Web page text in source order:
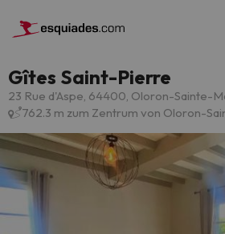
Gîtes Saint-Pierre
23 Rue d'Aspe, 64400, Oloron-Sainte-
762.3 m zum Zentrum von Oloron-